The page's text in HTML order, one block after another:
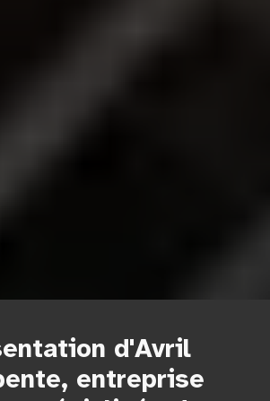
d'Avril
entreprise